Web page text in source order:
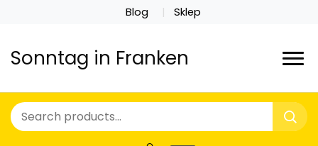
Blog Sklep
Sonntag in Franken